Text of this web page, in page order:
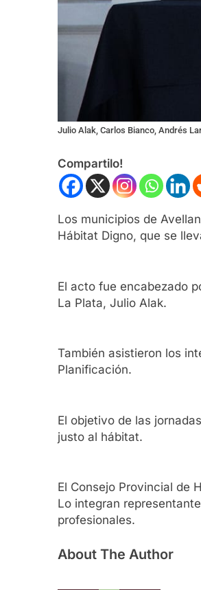
Julio Alak, Carlos Bianco, Andrés
Compartilo!
Los municipios de
Hábitat Digno, que se
El acto fue encabezado
La Plata, Julio Alak.
También asistieron los
Planificación.
El objetivo de las
justo al hábitat.
El Consejo Provincial de
Lo integran
profesionales.
About The Author